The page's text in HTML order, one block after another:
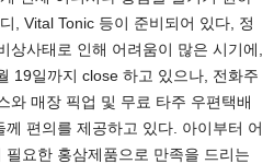
, Vital Tonic 등이 준비되어 있다, 정
상사태로 인해 어려움이 많은 시기에,
19일까지 close 하고 있으나, 전화주
와 매장 픽업 및 무료 타주 우편택배
편의를 제공하고 있다. 아이부터 어
요한 홍삼제품으로 만족을 드리는